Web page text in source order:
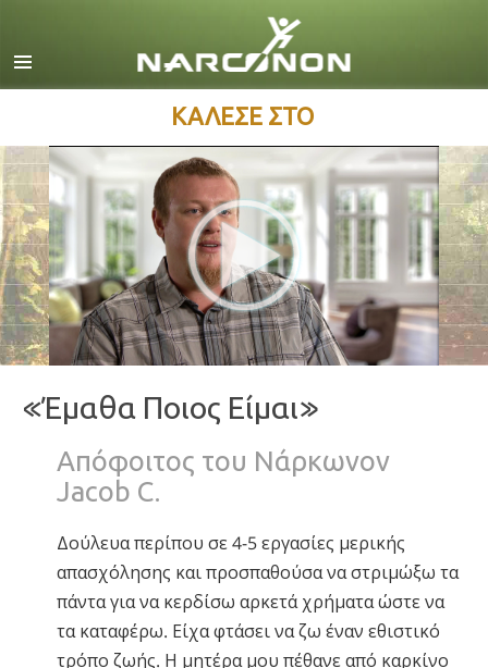
Αγγλικά
Δανέζικα
Ολλανδικά
Ελληνικά
Ισπανικά
Γαλλικά
Εβραϊκά
Ούγγρικα
Ιταλικά
Σερβομακεδονικά
Ολλανδία
Πορτογαλικά
Русский (Ρωσικά)
Σουηδικά
繁體中文 (Κινεζικά)
ΚΑΛΕΣΕ ΣΤΟ
«Έμαθα Ποιος Είμαι»
Απόφοιτος του Νάρκωνον
Jacob C.
Δούλευα περίπου σε 4-5 εργασίες μερικής
απασχόλησης και προσπαθούσα να στριμώξω τα
πάντα για να κερδίσω αρκετά χρήματα ώστε να
τα καταφέρω. Είχα φτάσει να ζω έναν εθιστικό
τρόπο ζωής. Η μητέρα μου πέθανε από καρκίνο